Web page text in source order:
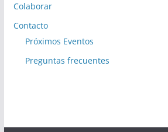
Colaborar
Contacto
Próximos Eventos
Preguntas frecuentes